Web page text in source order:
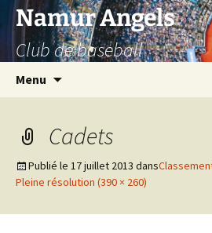
Aller
au
contenu
Namur Angels
Club de baseball
Menu
Cadets
Publié le 17 juillet 2013 dans
Pleine résolution (390 × 260)